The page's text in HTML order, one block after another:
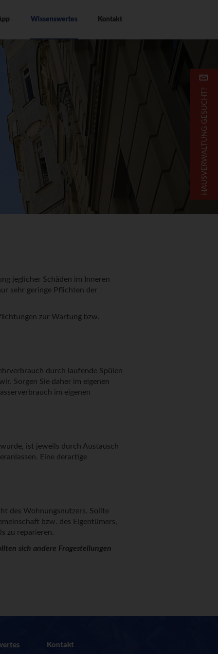
Wissenswertes Kontakt
Top
Navigation
HAUSVERWALTUNG GESUCHT?
jeglicher Schäden im Inneren
sehr geringe Pflichten der
zur Wartung bzw.
durch laufende Spülen
Sorgen Sie daher im eigenen
im eigenen
ist jeweils durch Austausch
Eine derartige
des Wohnungsnutzers. Sollte
bzw. des Eigentümers,
zu reparieren.
sich andere Fragestellungen
Kontakt